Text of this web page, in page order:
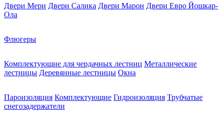
Двери Мери Двери Салика Двери Марон Двери Евро Йошкар-
Ола
Флюгеры
Комплектующие для чердачных лестниц Металлические
лестницы Деревянные лестницы Окна
Пароизоляция Комплектующие Гидроизоляция Трубчатые
снегозадержатели